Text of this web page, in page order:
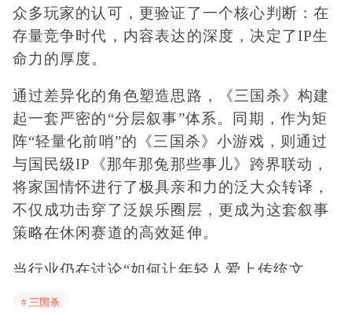
众多玩家的认可，更验证了一个核心判断：在
存量竞争时代，内容表达的深度，决定了IP生
命力的厚度。
通过差异化的角色塑造思路，《三国杀》构建
起一套严密的“分层叙事”体系。同期，作为矩
阵“轻量化前哨”的《三国杀》小游戏，则通过
与国民级IP《那年那兔那些事儿》跨界联动，
将家国情怀进行了极具亲和力的泛大众转译，
不仅成功击穿了泛娱乐圈层，更成为这套叙事
策略在休闲赛道的高效延伸。
当行业仍在讨论“如何让年轻人爱上传统文
# 三国杀